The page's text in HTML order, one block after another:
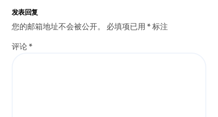
发表回复
您的邮箱地址不会被公开。 必填项已用 * 标注
评论 *